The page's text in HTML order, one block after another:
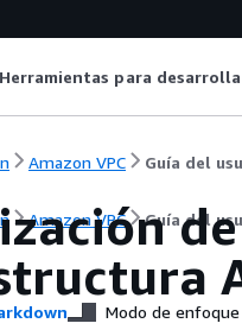
Herramientas para
Amazon VPC Guía del
Amazon VPC Guía del
Modo de enfoque